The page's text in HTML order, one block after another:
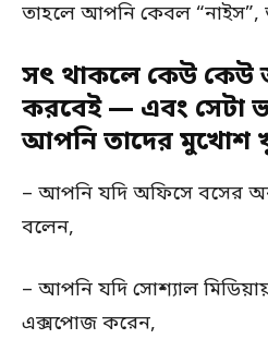
তাহলে আপনি কেবল “নাইস”,
সৎ থাকলে কেউ কেউ
করবেই — এবং সেটা
আপনি তাদের মুখোশ
– আপনি যদি অফিসে বসের
বলেন,
– আপনি যদি সোশ্যাল
এক্সপোজ করেন,